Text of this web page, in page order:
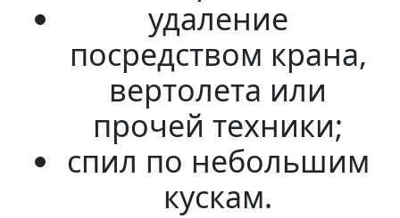
удаление
посредством крана,
вертолета или
прочей техники;
спил по небольшим
кускам.